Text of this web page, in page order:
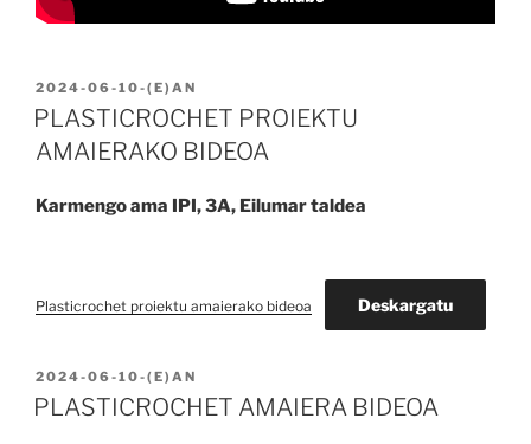
2024-06-10-(E)AN
PLASTICROCHET PROIEKTU
AMAIERAKO BIDEOA
Karmengo ama IPI, 3A, Eilumar taldea
Plasticrochet proiektu amaierako bideoa Deskargatu
2024-06-10-(E)AN
PLASTICROCHET AMAIERA BIDEOA